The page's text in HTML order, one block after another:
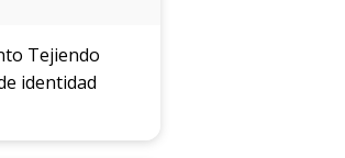
Tejiendo
identidad